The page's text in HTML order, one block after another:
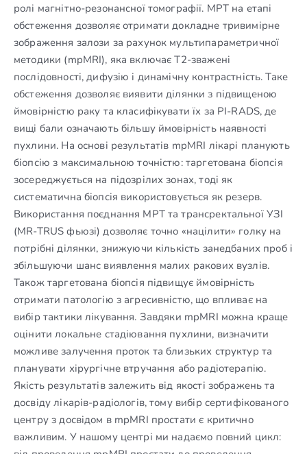
ролі магнітно-резонансної томографії. МРТ на етапі
обстеження дозволяє отримати докладне тривимірне
зображення залози за рахунок мультипараметричної
методики (mpMRI), яка включає T2-зважені
послідовності, дифузію і динамічну контрастність. Таке
обстеження дозволяє виявити ділянки з підвищеною
ймовірністю раку та класифікувати їх за PI-RADS, де
вищі бали означають більшу ймовірність наявності
пухлини. На основі результатів mpMRI лікарі планують
біопсію з максимальною точністю: таргетована біопсія
зосереджується на підозрілих зонах, тоді як
систематична біопсія використовується як резерв.
Використання поєднання МРТ та трансректальної УЗІ
(MR-TRUS фьюзі) дозволяє точно «націлити» голку на
потрібні ділянки, знижуючи кількість занедбаних проб і
збільшуючи шанс виявлення малих ракових вузлів.
Також таргетована біопсія підвищує ймовірність
отримати патологію з агресивністю, що впливає на
вибір тактики лікування. Завдяки mpMRI можна краще
оцінити локальне стадіювання пухлини, визначити
можливе залучення проток та близьких структур та
планувати хірургічне втручання або радіотерапію.
Якість результатів залежить від якості зображень та
досвіду лікарів-радіологів, тому вибір сертифікованого
центру з досвідом в mpMRI простати є критично
важливим. У нашому центрі ми надаємо повний цикл: